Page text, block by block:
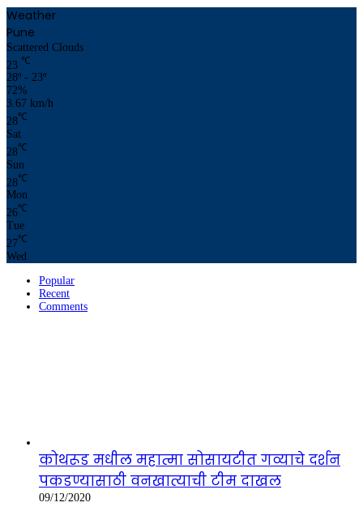
Weather
Pune
Scattered Clouds
23 ℃
28º - 23º
72%
3.67 km/h
28℃
Sat
28℃
Sun
28℃
Mon
26℃
Tue
27℃
Wed
Popular
Recent
Comments
कोथरूड मधील महात्मा सोसायटीत गव्याचे दर्शन
पकडण्यासाठी वनखात्याची टीम दाखल
09/12/2020